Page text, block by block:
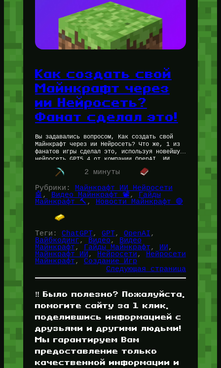
Как создать свой
Майнкрафт через
ии Нейросеть?
Фанат сделал это!
Вы задавались вопросом, Как создать свой
Майнкрафт через ии Нейросеть? Что же, 1 из
фанатов игры сделал это, используя новейшую
нейросеть GPT5.4 от компании OpenAI. ИИ
Майнкрафт получился с предельным…
2 минуты
Рубрики:
Майнкрафт ИИ Нейросети
🤖 , Видео Майнкрафт 📽️,
Гайды
Майнкрафт 🔨 , Новости Майнкрафт 🔴
Теги: ChatGPT, GPT, OpenAI
Вайбкодинг, Видео, Видео
Майнкрафт, Гайды Майнкрафт, ИИ
Майнкрафт ИИ, Нейросети, Нейросети
Майнкрафт, Создание Игр
Следующая страница
‼️ Было полезно? Пожалуйста,
помогите сайту за 1 клик,
поделившись информацией с
друзьями и другими людьми!
Мы гарантируем Вам
предоставление только
качественной информации и